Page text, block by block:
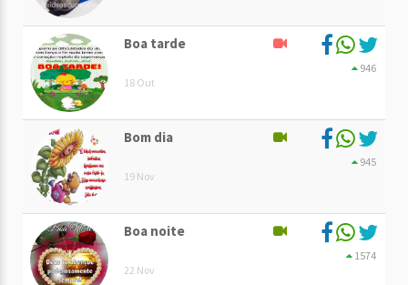
Boa tarde
18 Out
946
Bom dia
19 Nov
945
Boa noite
22 Nov
1574